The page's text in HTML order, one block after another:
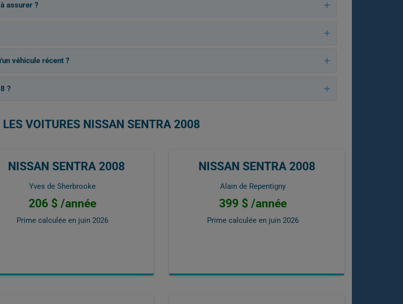
assurer ?
véhicule récent ?
?
VOITURES NISSAN SENTRA 2008
NISSAN SENTRA 2008
Yves de Sherbrooke
206 $ /année
Prime calculée en juin 2026
NISSAN SENTRA 2008
Alain de Repentigny
399 $ /année
Prime calculée en juin 2026